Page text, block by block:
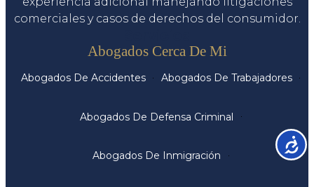
comerciales y casos de derechos del consumidor.
Abogados Cerca De Mi
Abogados De Accidentes Abogados De Trabajadores
Abogados De Defensa Criminal
Abogados De Inmigración